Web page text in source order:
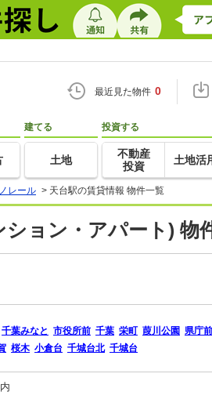
最近見た物件 0
建てる
土地
投資する
不動産
投資
土地活
レール > 天台駅の賃貸情報 物件一覧
ョン・アパート) 物
千葉みなと 市役所前 千葉 栄町 葭川公園 県庁前
桜木 小倉台 千城台北 千城台